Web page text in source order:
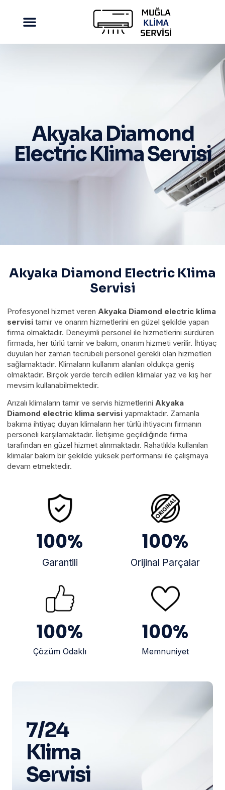
Akyaka Diamond
Electric Klima Servisi
Akyaka Diamond Electric Klima
Servisi
Profesyonel hizmet veren Akyaka Diamond electric klima
servisi tamir ve onarım hizmetlerini en güzel şekilde yapan
firma olmaktadır. Deneyimli personel ile hizmetlerini sürdüren
firmada, her türlü tamir ve bakım, onarım hizmeti verilir. İhtiyaç
duyulan her zaman tecrübeli personel gerekli olan hizmetleri
sağlamaktadır. Klimaların kullanım alanları oldukça geniş
olmaktadır. Birçok yerde tercih edilen klimalar yaz ve kış her
mevsim kullanabilmektedir.
Arızalı klimaların tamir ve servis hizmetlerini Akyaka
Diamond electric klima servisi yapmaktadır. Zamanla
bakıma ihtiyaç duyan klimaların her türlü ihtiyacını firmanın
personeli karşılamaktadır. İletişime geçildiğinde firma
tarafından en güzel hizmet alınmaktadır. Rahatlıkla kullanılan
klimalar bakım bir şekilde yüksek performansı ile çalışmaya
devam etmektedir.
100%
Garantili
100%
Orijinal Parçalar
100%
Çözüm Odaklı
100%
Memnuniyet
7/24
Klima
Servisi